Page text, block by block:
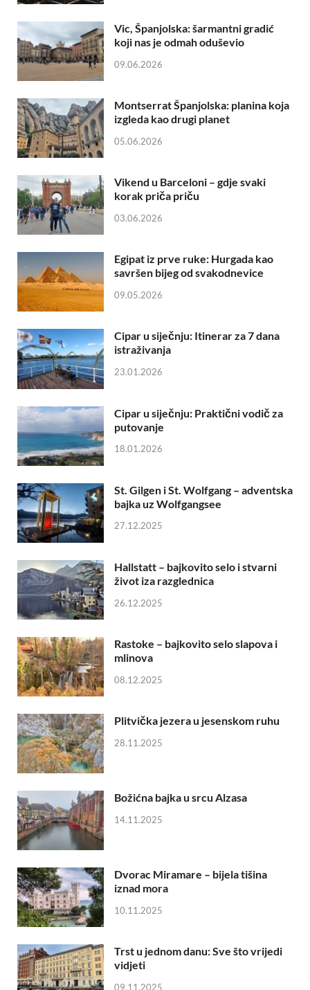
Vic, Španjolska: šarmantni gradić
koji nas je odmah oduševio
09.06.2026
Montserrat Španjolska: planina koja
izgleda kao drugi planet
05.06.2026
Vikend u Barceloni – gdje svaki
korak priča priču
03.06.2026
Egipat iz prve ruke: Hurgada kao
savršen bijeg od svakodnevice
09.05.2026
Cipar u siječnju: Itinerar za 7 dana
istraživanja
23.01.2026
Cipar u siječnju: Praktični vodič za
putovanje
18.01.2026
St. Gilgen i St. Wolfgang – adventska
bajka uz Wolfgangsee
27.12.2025
Hallstatt – bajkovito selo i stvarni
život iza razglednica
26.12.2025
Rastoke – bajkovito selo slapova i
mlinova
08.12.2025
Plitvička jezera u jesenskom ruhu
28.11.2025
Božićna bajka u srcu Alzasa
14.11.2025
Dvorac Miramare – bijela tišina
iznad mora
10.11.2025
Trst u jednom danu: Sve što vrijedi
vidjeti
09.11.2025